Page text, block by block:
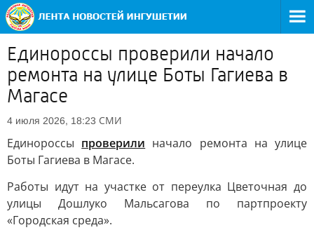
Единороссы проверили начало
ремонта на улице Боты Гагиева в
Магасе
4 июля 2026, 18:23 СМИ
Единороссы проверили начало ремонта на улице
Боты Гагиева в Магасе.
Работы идут на участке от переулка Цветочная до
улицы Дошлуко Мальсагова по партпроекту
«Городская среда».